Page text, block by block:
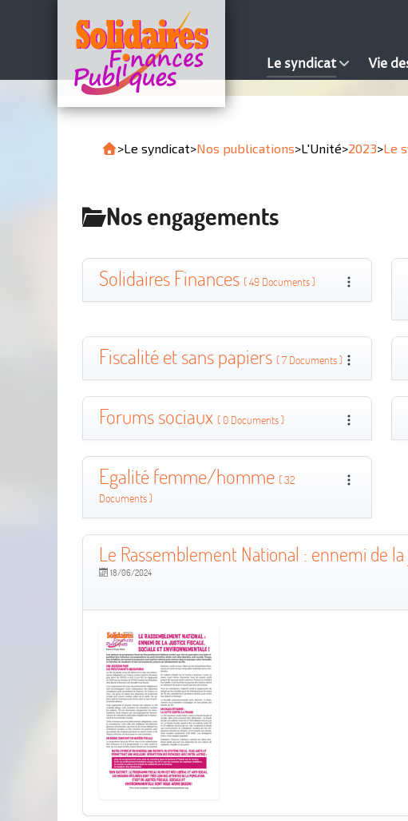
Le syndicat Vie
>Le syndicat>Nos publications>L'Unité>2023>Le
Nos engagements
Solidaires Finances ( 49 Documents )
Fiscalité et sans papiers ( 7 Documents )
Forums sociaux ( 0 Documents )
Egalité femme/homme ( 32
Documents )
Le Rassemblement National : ennemi de
18/06/2024